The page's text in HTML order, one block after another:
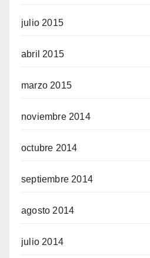
julio 2015
abril 2015
marzo 2015
noviembre 2014
octubre 2014
septiembre 2014
agosto 2014
julio 2014